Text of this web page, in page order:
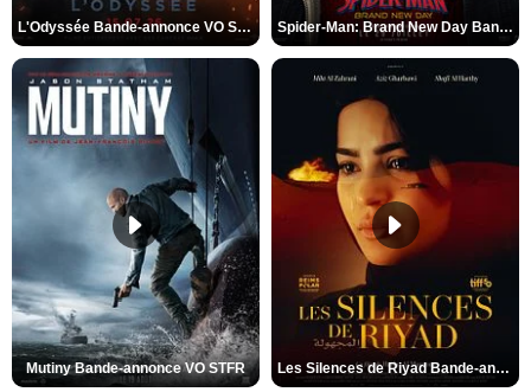
L'Odyssée Bande-annonce VO STFR Spider-Man: Brand New Day Bande-annonce VO STFR
Mutiny Bande-annonce VO STFR Les Silences de Riyad Bande-annonce VO STFR